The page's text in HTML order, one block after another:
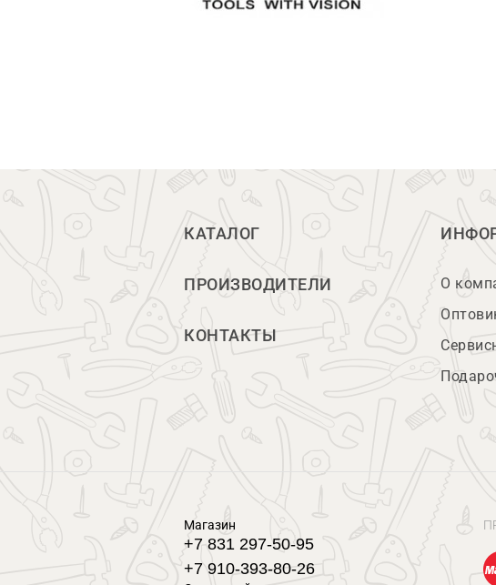
КАТАЛОГ
ПРОИЗВОДИТЕЛИ
КОНТАКТЫ
О
Магазин
+7 831 297-50-95
+7 910-393-80-26